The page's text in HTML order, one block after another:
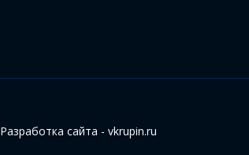
Разработка сайта - vkrupin.ru